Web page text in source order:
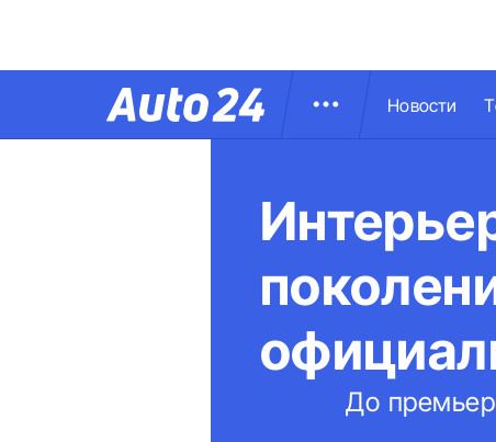
Новости
До